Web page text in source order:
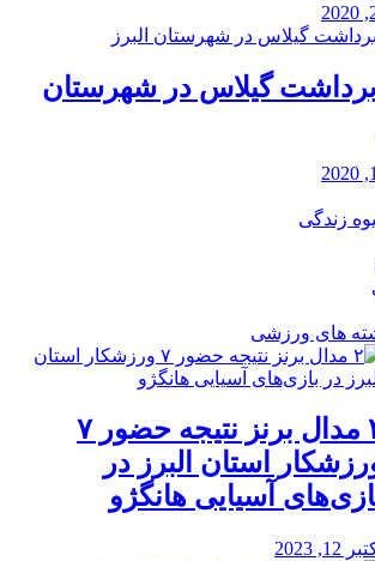
برداشت گیلاس در شهرستان
زندگی
های ورزشی
۲ مدال برنز نتیجه حضور ۷
استان البرز در
آسیایی هانگژو
12, 2023